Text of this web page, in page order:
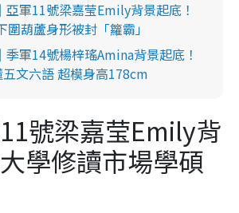
亞軍11號梁嘉莹Emily背景起底！
圍葫蘆身形被封「籮霸」
軍14號楊梓瑤Amina背景起底！
文六語 超模身高178cm
號梁嘉莹Emily背
學修讀市場學碩